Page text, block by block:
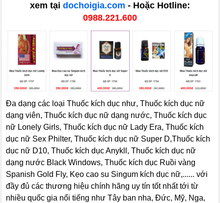
xem tại dochoigia.com - Hoặc Hotline:
0988.221.600
Đa dạng các loại Thuốc kích dục như, Thuốc kích dục nữ
dạng viên, Thuốc kích dục nữ dạng nước, Thuốc kích dục
nữ Lonely Girls, Thuốc kích dục nữ Lady Era, Thuốc kích
dục nữ Sex Philter, Thuốc kích dục nữ Super D,Thuốc kích
dục nữ D10, Thuốc kích dục Anykll, Thuốc kích dục nữ
dạng nước Black Windows, Thuốc kích dục Ruồi vàng
Spanish Gold Fly, Kẹo cao su Singum kích dục nữ,...... với
đầy đủ các thương hiệu chính hãng uy tín tốt nhất tới từ
nhiều quốc gia nổi tiếng như Tây ban nha, Đức, Mỹ, Nga,